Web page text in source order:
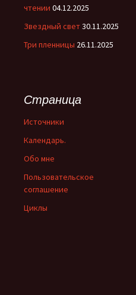
чтении 04.12.2025
Звездный свет30.11.2025
Три пленницы 26.11.2025
Страница
Источники
Календарь.
Обо мне
Пользовательское
соглашение
Циклы